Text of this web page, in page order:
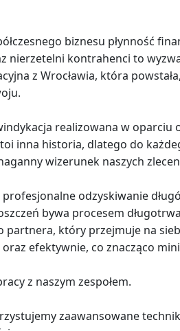
biznesu płynność
nierzetelni kontrahenci to
z Wrocławia, która
realizowana w oparciu
inna historia, dlatego do
wizerunek naszych
odzyskiwanie
bywa procesem
partnera, który przejmuje na
oraz efektywnie, co znacząco
z naszym zespołem.
zaawansowane